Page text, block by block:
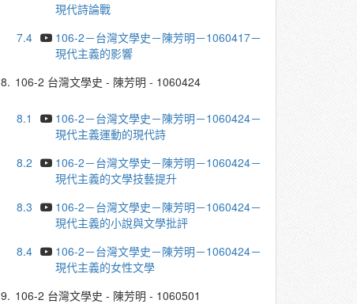
現代詩論戰
7.4
106-2－台灣文學史－陳芳明－1060417－
現代主義的影響
8. 106-2 台灣文學史 - 陳芳明 - 1060424
8.1
106-2－台灣文學史－陳芳明－1060424－
現代主義運動的現代詩
8.2
106-2－台灣文學史－陳芳明－1060424－
現代主義的文學技藝提升
8.3
106-2－台灣文學史－陳芳明－1060424－
現代主義的小說與文學批評
8.4
106-2－台灣文學史－陳芳明－1060424－
現代主義的女性文學
9. 106-2 台灣文學史 - 陳芳明 - 1060501